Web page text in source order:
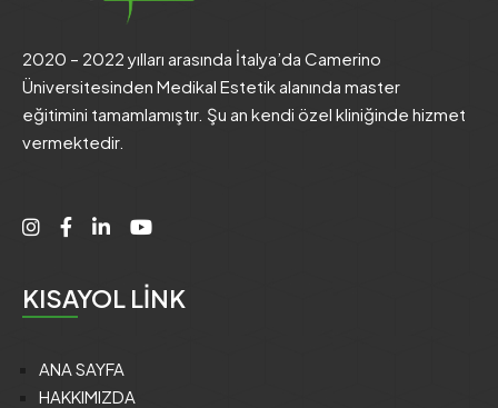
2020 – 2022 yılları arasında İtalya’da Camerino
Üniversitesinden Medikal Estetik alanında master
eğitimini tamamlamıştır. Şu an kendi özel kliniğinde hizmet
vermektedir.
KISAYOL LİNK
ANA SAYFA
HAKKIMIZDA